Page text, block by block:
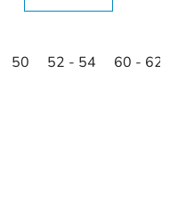
45
50 52 - 54 60 - 62